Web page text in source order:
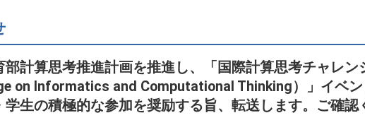
部計算思考推進計画を推進し、「国際計算思考チャレン
on Informatics and Computational Thinking）」イベ
生の積極的な参加を奨励する旨、転送します。ご確認